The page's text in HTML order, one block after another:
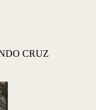
CRUZ